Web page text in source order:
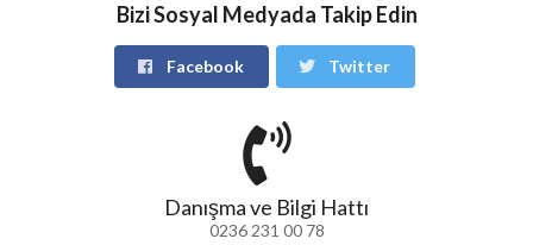
Bizi Sosyal Medyada Takip Edin
Facebook Twitter
Danışma ve Bilgi Hattı
0236 231 00 78